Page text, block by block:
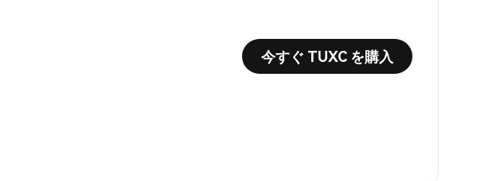
今すぐ TUXC を購入